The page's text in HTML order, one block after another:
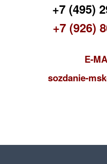
+7 (495)
+7 (926)
E-
sozdanie-